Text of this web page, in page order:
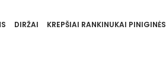
DIRŽAI KREPŠIAI RANKINUKAI PINIGINĖS